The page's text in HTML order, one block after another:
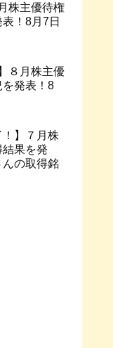
株主優待権
！8月7日
８月株主優
発表！8
！】７月株
果を発
の取得銘